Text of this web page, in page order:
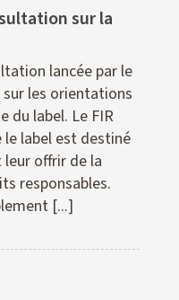
sur la
lancée par le
les orientations
du label. Le FIR
le label est destiné
offrir de la
responsables.
[...]